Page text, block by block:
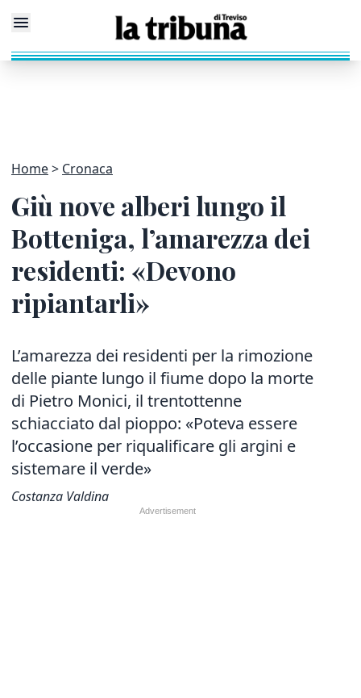
Home Cronaca
Giù nove alberi lungo il
Botteniga, l’amarezza dei
residenti: «Devono
ripiantarli»
L’amarezza dei residenti per la rimozione
delle piante lungo il fiume dopo la morte
di Pietro Monici, il trentottenne
schiacciato dal pioppo: «Poteva essere
l’occasione per riqualificare gli argini e
sistemare il verde»
Costanza Valdina